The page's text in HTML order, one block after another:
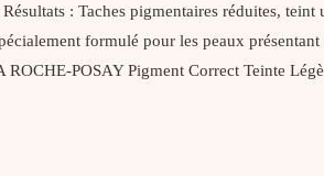
: Taches pigmentaires réduites,
formulé pour les peaux présentant
POSAY Pigment Correct Teinte